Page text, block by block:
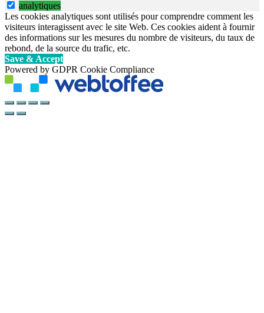
analytiques
Les cookies analytiques sont utilisés pour comprendre comment les
visiteurs interagissent avec le site Web. Ces cookies aident à fournir
des informations sur les mesures du nombre de visiteurs, du taux de
rebond, de la source du trafic, etc.
Save & Accept
Powered by GDPR Cookie Compliance